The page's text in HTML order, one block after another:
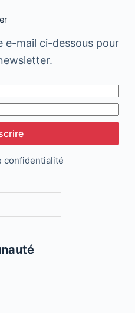
e-mail ci-dessous pour
confidentialité